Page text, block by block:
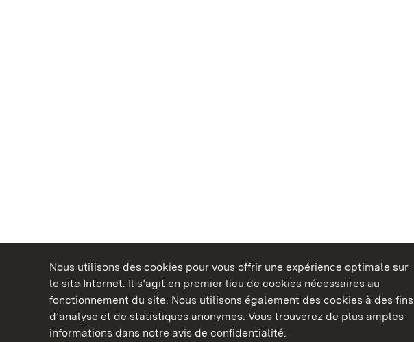
Nous utilisons des cookies pour vous offrir une expérience optimale sur
le site Internet. Il s’agit en premier lieu de cookies nécessaires au
fonctionnement du site. Nous utilisons également des cookies à des fins
d’analyse et de statistiques anonymes. Vous trouverez de plus amples
informations dans notre avis de confidentialité.
Châteaux et jardins publics du Bade-Wurtemberg